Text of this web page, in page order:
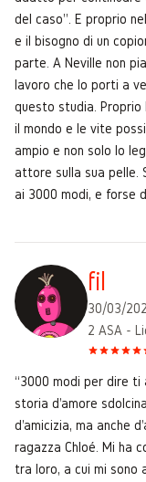
del caso”. E proprio
e il bisogno di un
parte. A Neville non
lavoro che lo porti a
questo studia.
il mondo e le vite
ampio e non solo lo
attore sulla sua pelle.
ai 3000 modi, e forse
fil
30/03/
2 ASA -
“3000 modi per dire ti
storia d'amore
d'amicizia, ma anche
ragazza Chloé. Mi ha
tra loro, a cui mi sono